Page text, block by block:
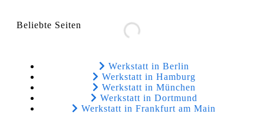
Beliebte Seiten
Werkstatt in Berlin
Werkstatt in Hamburg
Werkstatt in München
Werkstatt in Dortmund
Werkstatt in Frankfurt am Main